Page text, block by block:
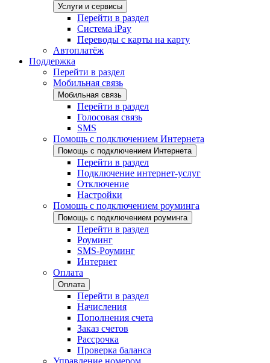
Услуги и сервисы
Перейти в раздел
Система iPay
Переводы с карты на карту
Автоплатёж
Поддержка
Перейти в раздел
Мобильная связь
Мобильная связь
Перейти в раздел
Голосовая связь
SMS
Помощь с подключением Интернета
Помощь с подключением Интернета
Перейти в раздел
Подключение интернет-услуг
Отключение
Настройки
Помощь с подключением роуминга
Помощь с подключением роуминга
Перейти в раздел
Роуминг
SMS-Роуминг
Интернет
Оплата
Оплата
Перейти в раздел
Начисления
Пополнения счета
Заказ счетов
Рассрочка
Проверка баланса
Управление номером